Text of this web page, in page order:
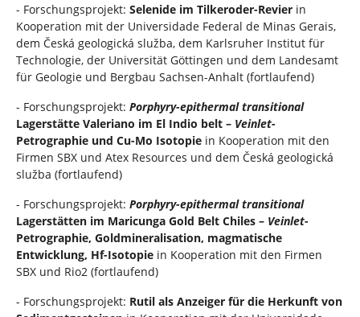
- Forschungsprojekt: Selenide im Tilkeroder-Revier in
Kooperation mit der Universidade Federal de Minas Gerais,
dem Česká geologická služba, dem Karlsruher Institut für
Technologie, der Universität Göttingen und dem Landesamt
für Geologie und Bergbau Sachsen-Anhalt (fortlaufend)
- Forschungsprojekt: Porphyry-epithermal transitional
Lagerstätte Valeriano im El Indio belt – Veinlet-
Petrographie und Cu-Mo Isotopie in Kooperation mit den
Firmen SBX und Atex Resources und dem Česká geologická
služba (fortlaufend)
- Forschungsprojekt: Porphyry-epithermal transitional
Lagerstätten im Maricunga Gold Belt Chiles – Veinlet-
Petrographie, Goldmineralisation, magmatische
Entwicklung, Hf-Isotopie in Kooperation mit den Firmen
SBX und Rio2 (fortlaufend)
- Forschungsprojekt: Rutil als Anzeiger für die Herkunft von